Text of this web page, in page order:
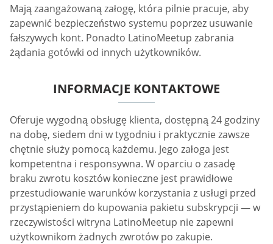
Mają zaangażowaną załogę, która pilnie pracuje, aby
zapewnić bezpieczeństwo systemu poprzez usuwanie
fałszywych kont. Ponadto LatinoMeetup zabrania
żądania gotówki od innych użytkowników.
INFORMACJE KONTAKTOWE
Oferuje wygodną obsługę klienta, dostępną 24 godziny
na dobę, siedem dni w tygodniu i praktycznie zawsze
chętnie służy pomocą każdemu. Jego załoga jest
kompetentna i responsywna. W oparciu o zasadę
braku zwrotu kosztów konieczne jest prawidłowe
przestudiowanie warunków korzystania z usługi przed
przystąpieniem do kupowania pakietu subskrypcji — w
rzeczywistości witryna LatinoMeetup nie zapewni
użytkownikom żadnych zwrotów po zakupie.